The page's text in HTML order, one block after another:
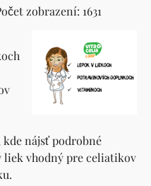
zobrazení: 1631
nájsť podrobné
liek vhodný pre celiatikov